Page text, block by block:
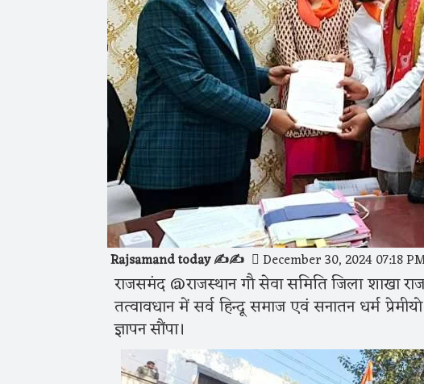
Rajsamand today ✍️✍️ December 30, 2024 07:18
राजसमंद @राजस्थान गौ सेवा समिति जिला शाखा
तत्वावधान में सर्व हिन्दू समाज एवं सनातन धर्म
ज्ञापन सौंपा।